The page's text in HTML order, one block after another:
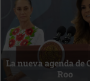
Reconocimiento de